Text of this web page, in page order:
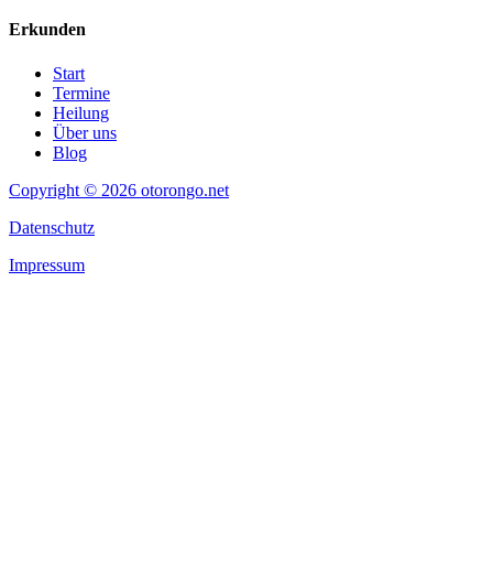
Erkunden
Start
Termine
Heilung
Über uns
Blog
Copyright © 2026 otorongo.net
Datenschutz
Impressum